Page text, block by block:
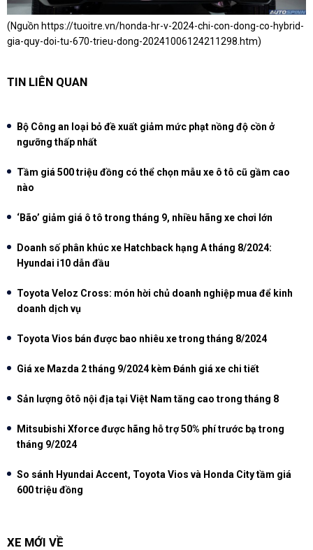
(Nguồn https://tuoitre.vn/honda-hr-v-2024-chi-con-dong-co-hybrid-
gia-quy-doi-tu-670-trieu-dong-20241006124211298.htm)
TIN LIÊN QUAN
Bộ Công an loại bỏ đề xuất giảm mức phạt nồng độ cồn ở
ngưỡng thấp nhất
Tầm giá 500 triệu đồng có thể chọn mẫu xe ô tô cũ gầm cao
nào
‘Bão’ giảm giá ô tô trong tháng 9, nhiều hãng xe chơi lớn
Doanh số phân khúc xe Hatchback hạng A tháng 8/2024:
Hyundai i10 dẫn đầu
Toyota Veloz Cross: món hời chủ doanh nghiệp mua để kinh
doanh dịch vụ
Toyota Vios bán được bao nhiêu xe trong tháng 8/2024
Giá xe Mazda 2 tháng 9/2024 kèm Đánh giá xe chi tiết
Sản lượng ôtô nội địa tại Việt Nam tăng cao trong tháng 8
Mitsubishi Xforce được hãng hỗ trợ 50% phí trước bạ trong
tháng 9/2024
So sánh Hyundai Accent, Toyota Vios và Honda City tầm giá
600 triệu đồng
XE MỚI VỀ